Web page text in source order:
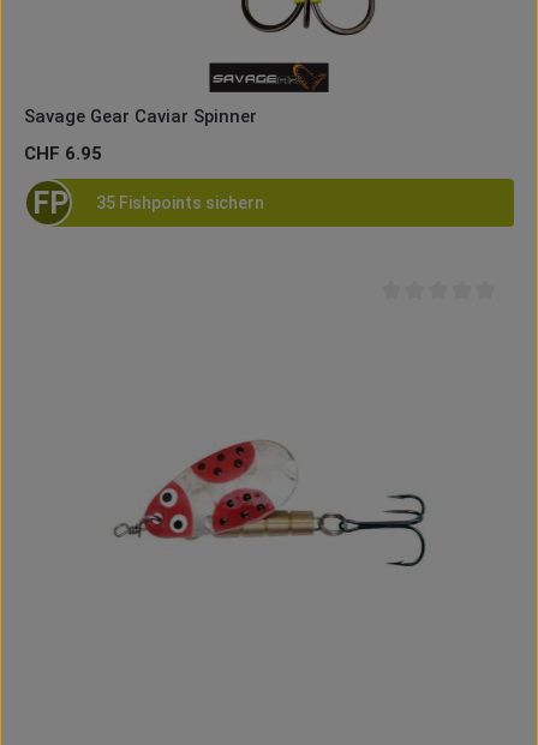
Savage Gear Caviar Spinner
Regulärer Preis:
CHF 6.95
FP 35 Fishpoints sichern